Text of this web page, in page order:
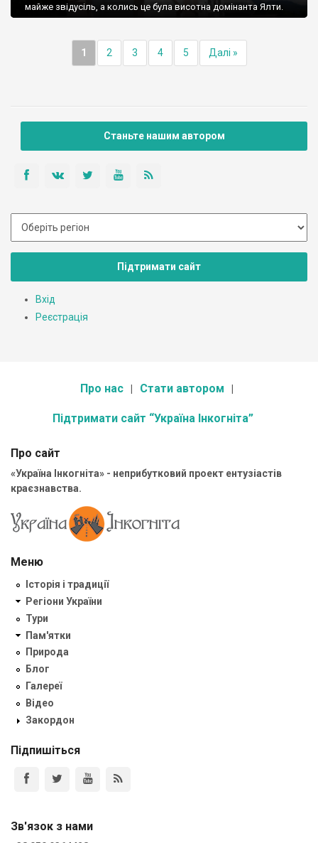
майже звідусіль, а колись це була висотна домінанта Ялти.
1 2 3 4 5 Далі »
Станьте нашим автором
Підтримати сайт
Вхід
Реєстрація
Про нас Стати автором
Підтримати сайт “Україна Інкогніта”
Про сайт
«Україна Інкогніта» - неприбутковий проект ентузіастів
краєзнавства.
Меню
Історія і традиції
Регіони України
Тури
Пам'ятки
Природа
Блог
Галереї
Відео
Закордон
Підпишіться
Зв'язок з нами